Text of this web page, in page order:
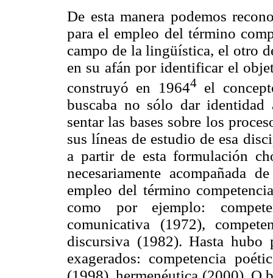
De esta manera podemos
para el empleo del término
campo de la lingüística, el otro
en su afán por identificar el
construyó en 19644el
buscaba no sólo dar
sentar las bases sobre los
sus líneas de estudio de esa
a partir de esta formulación
necesariamente
empleo del término
como por ejemplo:
comunicativa (1972),
discursiva (1982). Hasta hubo
exagerados: competencia